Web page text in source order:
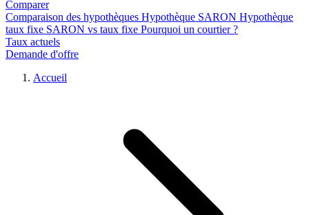
Comparer
Comparaison des hypothèques Hypothèque SARON Hypothèque
taux fixe SARON vs taux fixe Pourquoi un courtier ?
Taux actuels
Demande d'offre
Accueil